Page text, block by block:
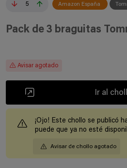
5 Amazon España
Pack de 3 braguitas
Avisar agotado
Ir al
¡Ojo! Este chollo se publicó
puede que ya no esté
Avisar de chollo agotado